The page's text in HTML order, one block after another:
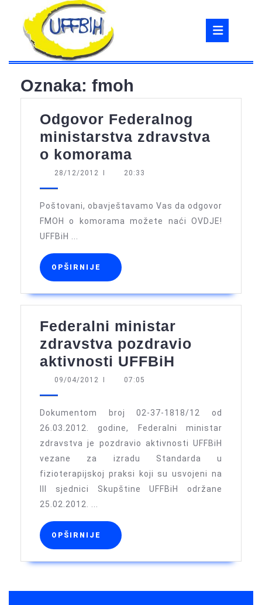
content
Oznaka: fmoh
Odgovor Federalnog
ministarstva zdravstva
o komorama
Federalnog
zdravstva
o
28/12/2012 28/12/2012
I 20:33
Poštovani, obavještavamo Vas da odgovor
FMOH o komorama možete naći OVDJE!
UFFBiH ...
OPŠIRNIJE OPŠIRNIJE
Federalni ministar
zdravstva pozdravio
aktivnosti UFFBiH
pozdravio
aktivnosti
UFFBiH
09/04/2012 09/04/2012
I 07:05
Dokumentom broj 02-37-1818/12 od
26.03.2012. godine, Federalni ministar
zdravstva je pozdravio aktivnosti UFFBiH
vezane za izradu Standarda u
fizioterapijskoj praksi koji su usvojeni na
III sjednici Skupštine UFFBiH održane
25.02.2012. ...
OPŠIRNIJE OPŠIRNIJE